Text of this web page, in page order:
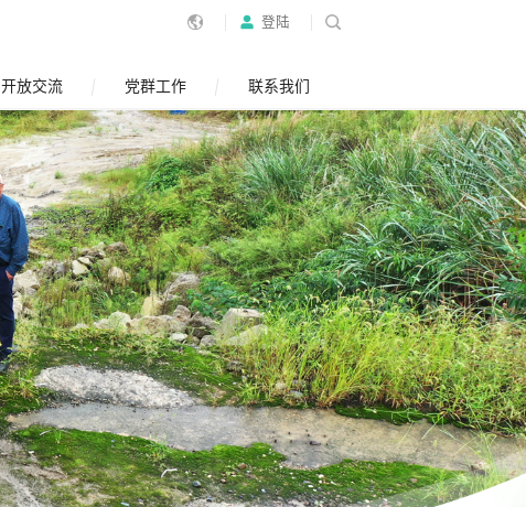
登陆
开放交流 党群工作 联系我们